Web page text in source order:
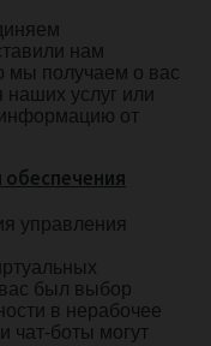
нам
мы получаем о вас
наших услуг или
от
управления
был выбор
в нерабочее
чат-боты могут